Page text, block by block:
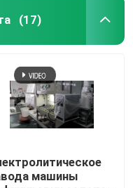
(17)
машины